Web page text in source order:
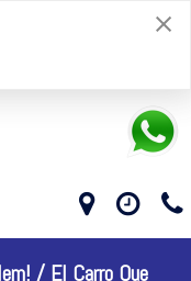
/ El Carro Que